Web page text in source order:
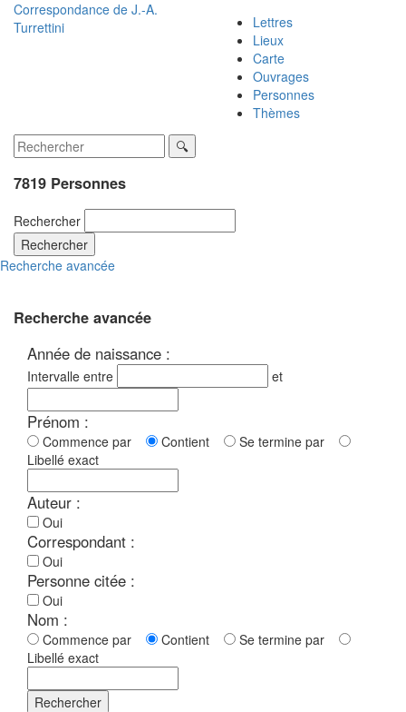
Correspondance de J.-A.
Turrettini
Lettres
Lieux
Carte
Ouvrages
Personnes
Thèmes
7819 Personnes
Rechercher
Rechercher
Recherche avancée
Recherche avancée
Année de naissance :
Intervalle entre et
Prénom :
Commence par Contient
Se termine par
Libellé exact
Auteur :
Oui
Correspondant :
Oui
Personne citée :
Oui
Nom :
Commence par Contient
Se termine par
Libellé exact
Rechercher